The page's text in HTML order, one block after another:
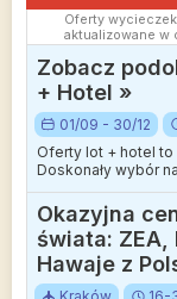
Oferty
aktualizowane w
dostępność
Dokładamy
Zobacz
+ Hotel »
01/09 - 30/12
Oferty lot + hotel
Doskonały wybór
Okazyjna
świata: ZEA,
Hawaje z